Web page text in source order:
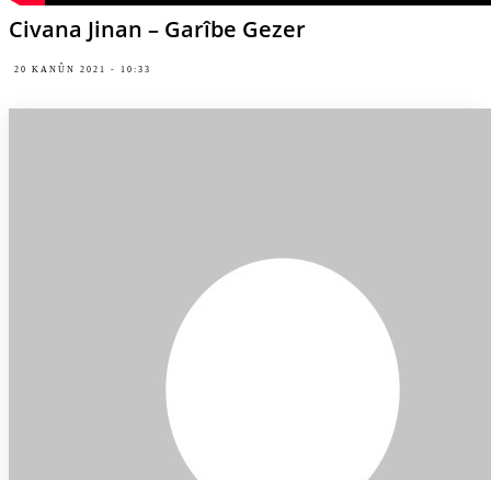
Civana Jinan – Garîbe Gezer
20 KANÛN 2021 - 10:33